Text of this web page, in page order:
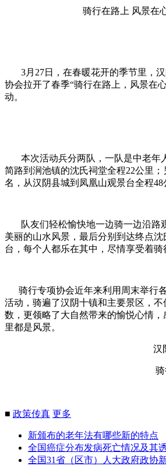
骑行在路上 风景在
3月27日，在春暖花开的季节里，汉
协会拉开了春季“骑行在路上，风景在
动。
本次活动兵分两队，一队是中老年
简路到涧池镇的沈氏祠堂全程22公里；
名，从汉阴县城到凤凰山观景台全程48
队友们轻松愉快地一边骑一边沿路
美丽的山水风景，最后分别到达终点
台，每个人都乐在其中，尽情享受着骑
骑行专项协会近年来利用周末举行
活动，骑遍了汉阴十镇和主要景区，
数，更领略了大自然带来的愉悦心情
里都是风景。
汉
■ 政策传真 更多
新颁布的老年法有哪些新的特点
全国癌症分布发病死亡情况及其
全国31省（区市）人大政府政协